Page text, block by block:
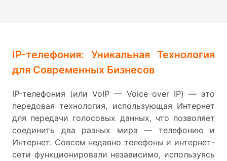
IP-телефония: Уникальная Технология
для Современных Бизнесов
IP-телефония (или VoIP — Voice over IP) — это
передовая технология, использующая Интернет
для передачи голосовых данных, что позволяет
соединить два разных мира — телефонию и
Интернет. Совсем недавно телефоны и интернет-
сети функционировали независимо, используясь